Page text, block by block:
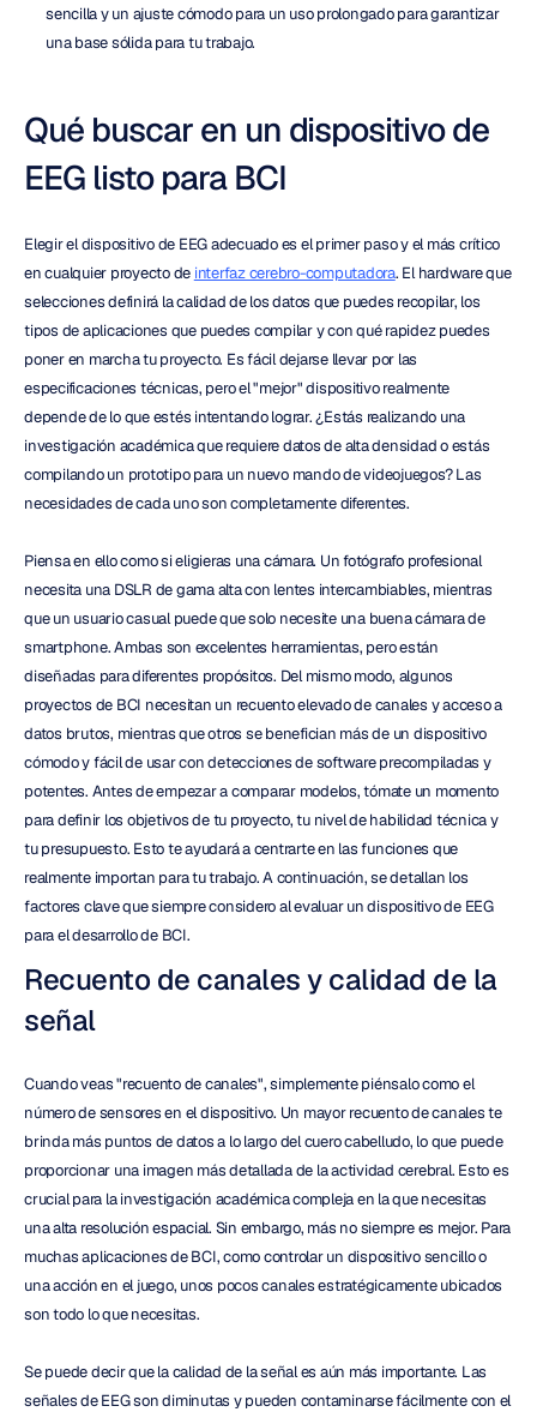
sencilla y un ajuste cómodo para un uso prolongado para garantizar
una base sólida para tu trabajo.
Qué buscar en un dispositivo de
EEG listo para BCI
Elegir el dispositivo de EEG adecuado es el primer paso y el más crítico
en cualquier proyecto de interfaz cerebro-computadora. El hardware que
selecciones definirá la calidad de los datos que puedes recopilar, los
tipos de aplicaciones que puedes compilar y con qué rapidez puedes
poner en marcha tu proyecto. Es fácil dejarse llevar por las
especificaciones técnicas, pero el "mejor" dispositivo realmente
depende de lo que estés intentando lograr. ¿Estás realizando una
investigación académica que requiere datos de alta densidad o estás
compilando un prototipo para un nuevo mando de videojuegos? Las
necesidades de cada uno son completamente diferentes.
Piensa en ello como si eligieras una cámara. Un fotógrafo profesional
necesita una DSLR de gama alta con lentes intercambiables, mientras
que un usuario casual puede que solo necesite una buena cámara de
smartphone. Ambas son excelentes herramientas, pero están
diseñadas para diferentes propósitos. Del mismo modo, algunos
proyectos de BCI necesitan un recuento elevado de canales y acceso a
datos brutos, mientras que otros se benefician más de un dispositivo
cómodo y fácil de usar con detecciones de software precompiladas y
potentes. Antes de empezar a comparar modelos, tómate un momento
para definir los objetivos de tu proyecto, tu nivel de habilidad técnica y
tu presupuesto. Esto te ayudará a centrarte en las funciones que
realmente importan para tu trabajo. A continuación, se detallan los
factores clave que siempre considero al evaluar un dispositivo de EEG
para el desarrollo de BCI.
Recuento de canales y calidad de la
señal
Cuando veas "recuento de canales", simplemente piénsalo como el
número de sensores en el dispositivo. Un mayor recuento de canales te
brinda más puntos de datos a lo largo del cuero cabelludo, lo que puede
proporcionar una imagen más detallada de la actividad cerebral. Esto es
crucial para la investigación académica compleja en la que necesitas
una alta resolución espacial. Sin embargo, más no siempre es mejor. Para
muchas aplicaciones de BCI, como controlar un dispositivo sencillo o
una acción en el juego, unos pocos canales estratégicamente ubicados
son todo lo que necesitas.
Se puede decir que la calidad de la señal es aún más importante. Las
señales de EEG son diminutas y pueden contaminarse fácilmente con el